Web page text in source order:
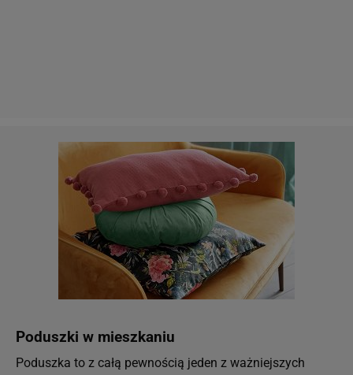
Poduszki w mieszkaniu
Poduszka to z całą pewnością jeden z ważniejszych